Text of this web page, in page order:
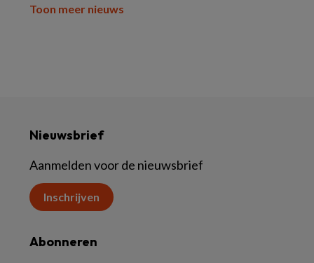
Toon meer nieuws
Nieuwsbrief
Aanmelden voor de nieuwsbrief
Inschrijven
Abonneren